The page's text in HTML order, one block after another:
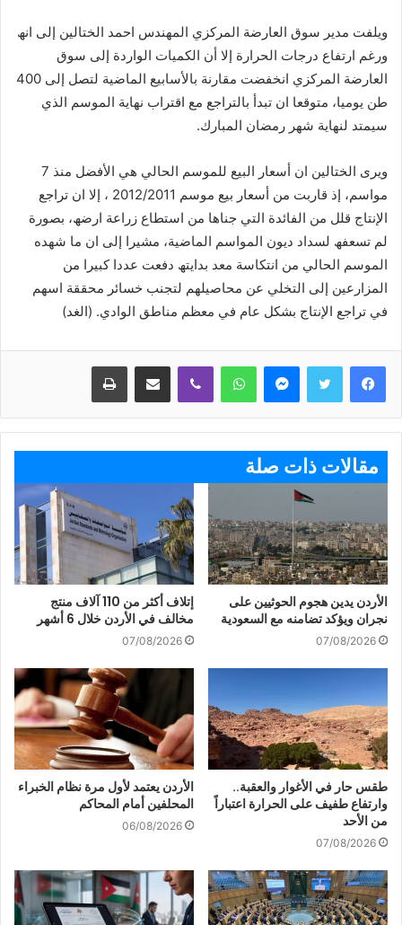
ویلفت مدیر سوق العارضة المركزي المھندس احمد الختالین إلى انھ
ورغم ارتفاع درجات الحرارة إلا أن الكمیات الواردة إلى سوق
العارضة المركزي انخفضت مقارنة بالأسابیع الماضیة لتصل إلى 400
طن یومیا، متوقعا ان تبدأ بالتراجع مع اقتراب نھایة الموسم الذي
سیمتد لنھایة شھر رمضان المبارك.
ویرى الختالین ان أسعار البیع للموسم الحالي ھي الأفضل منذ 7
مواسم، إذ قاربت من أسعار بیع موسم 2012/2011 ، إلا ان تراجع
الإنتاج قلل من الفائدة التي جناھا من استطاع زراعة ارضھ، بصورة
لم تسعفھ لسداد دیون المواسم الماضیة، مشیرا إلى ان ما شھده
الموسم الحالي من انتكاسة معد بدایتھ دفعت عددا كبیرا من
المزارعین إلى التخلي عن محاصیلھم لتجنب خسائر محققة اسھم
في تراجع الإنتاج بشكل عام في معظم مناطق الوادي. (الغد)
ماسنجر واتساب ڤايبر مشاركة عبر البريد طباعة
مقالات ذات صلة
الأردن يدين هجوم الحوثيين على
نجران ويؤكد تضامنه مع السعودية
07/08/2026
إتلاف أكثر من 110 آلاف منتج
مخالف في الأردن خلال 6 أشهر
07/08/2026
طقس حار في الأغوار والعقبة..
وارتفاع طفيف على الحرارة اعتباراً
من الأحد
07/08/2026
الأردن يعتمد لأول مرة نظام الخبراء
المحلفين أمام المحاكم
06/08/2026